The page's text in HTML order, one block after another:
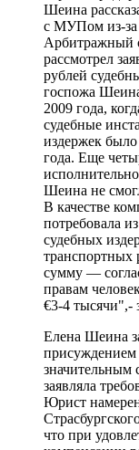
Шеина
с МУПом из-за
Арбитражный
рассмотрел
рублей
госпожа
2009 года,
судебные
издержек было
года. Еще
Шеина не
В качестве
потребовала
судебных
сумму —
правам
€3-4 тысячи",-
Елена Шеина
присуждением
значительным
заявляла
Юрист
что при